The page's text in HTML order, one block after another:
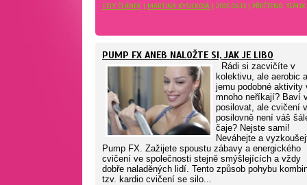
CELÝ ČLÁNEK | MARTINA KYSILKOVÁ | 2015.06.13 | PŘEČTENO: 31741X
PUMP FX ANEB NALOŽTE SI, JAK JE LIBO
Rádi si zacvičíte v
kolektivu, ale aerobic a
jemu podobné aktivity
mnoho neříkají? Baví
posilovat, ale cvičení v
posilovně není váš
čaje? Nejste sami!
Neváhejte a
Pump FX. Zažijete spoustu zábavy a energického
cvičení ve společnosti stejně smýšlejících a vždy
dobře naladěných lidí. Tento způsob pohybu
tzv. kardio cvičení se silo...